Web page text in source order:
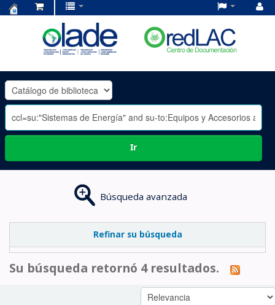
OLADE
-
Ir
Búsqueda avanzada
Refinar su búsqueda
Su búsqueda retornó 4 resultados.